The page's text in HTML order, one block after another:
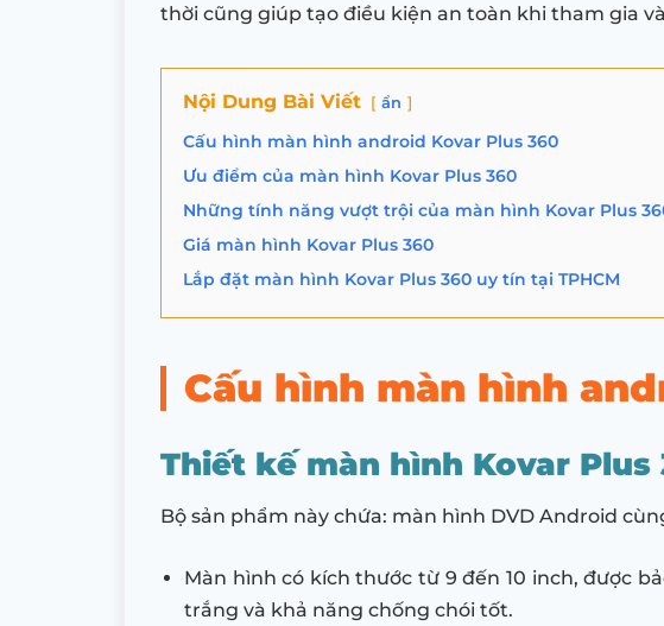
thời cũng giúp tạo điều kiện an toàn khi tham gia
Nội Dung Bài Viết ẩn
Cấu hình màn hình android Kovar Plus 360
Ưu điểm của màn hình Kovar Plus 360
Những tính năng vượt trội của màn hình Kovar Plus
Giá màn hình Kovar Plus 360
Lắp đặt màn hình Kovar Plus 360 uy tín tại TPHCM
Cấu hình màn hình
Thiết kế màn hình Kovar Plus
Bộ sản phẩm này chứa: màn hình DVD Android
Màn hình có kích thước từ 9 đến 10 inch, được
trắng và khả năng chống chói tốt.